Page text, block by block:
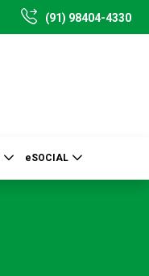
(91) 98404-4330
eSOCIAL